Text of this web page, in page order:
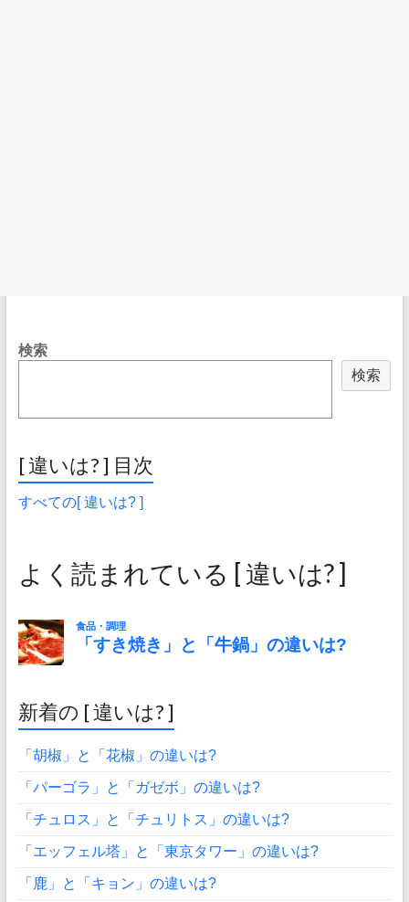
検索
検索
[ 違いは? ] 目次
すべての[ 違いは? ]
よく読まれている [ 違いは? ]
新着の [ 違いは? ]
「胡椒」と「花椒」の違いは?
「パーゴラ」と「ガゼボ」の違いは?
「チュロス」と「チュリトス」の違いは?
「エッフェル塔」と「東京タワー」の違いは?
「鹿」と「キョン」の違いは?